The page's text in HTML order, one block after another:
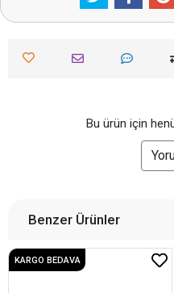
Bu ürün için
Benzer Ürünler
KARGO BEDAVA